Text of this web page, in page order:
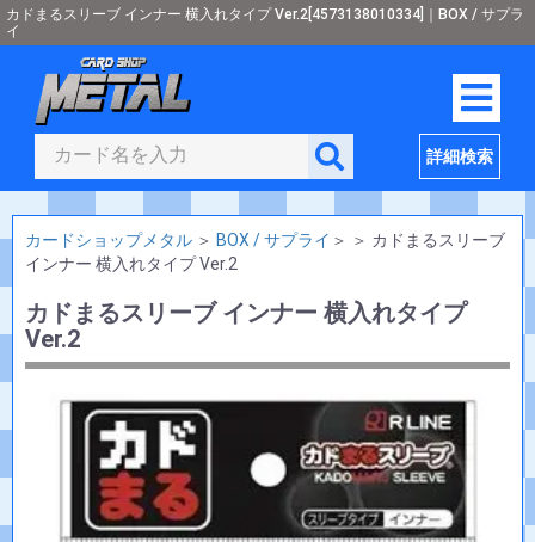
カドまるスリーブ インナー 横入れタイプ Ver.2[4573138010334]｜BOX / サプラ
イ
詳細検索
カードショップメタル ＞ BOX / サプライ ＞ ＞ カドまるスリーブ
インナー 横入れタイプ Ver.2
カドまるスリーブ インナー 横入れタイプ
Ver.2